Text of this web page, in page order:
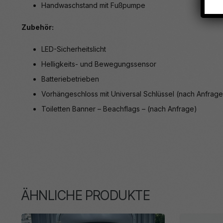
Handwaschstand mit Fußpumpe
Zubehör:
LED-Sicherheitslicht
Helligkeits- und Bewegungssensor
Batteriebetrieben
Vorhängeschloss mit Universal Schlüssel (nach
Toiletten Banner – Beachflags – (nach Anfrage)
ÄHNLICHE PRODUKTE